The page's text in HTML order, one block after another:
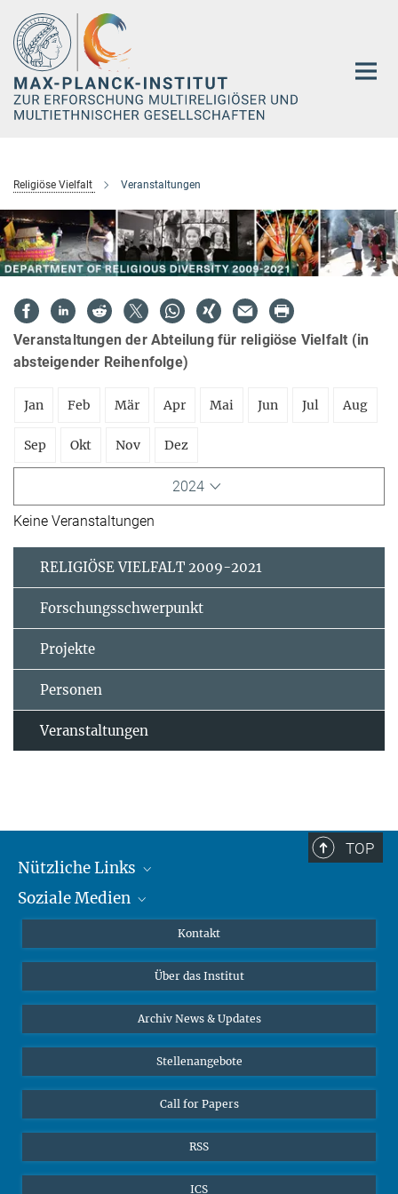
Hauptinhalt
Religiöse Vielfalt Veranstaltungen
Veranstaltungen der Abteilung für religiöse Vielfalt (in
absteigender Reihenfolge)
Jan Feb Mär Apr Mai Jun Jul Aug
Sep Okt Nov Dez
2024
Keine Veranstaltungen
RELIGIÖSE VIELFALT 2009-2021
Forschungsschwerpunkt
Projekte
Personen
Veranstaltungen
TOP
Nützliche Links
MMG Alumni Corner
Online-Vorträge
Interviews zum Thema "Diversity"
Soziale Medien
Bluesky
Kontakt
Über das Institut
Archiv News & Updates
Stellenangebote
Call for Papers
RSS
ICS